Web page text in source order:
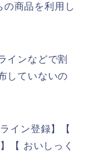
商品を利用し
インなどで割
していないの
イン登録】【
【 おいしっく